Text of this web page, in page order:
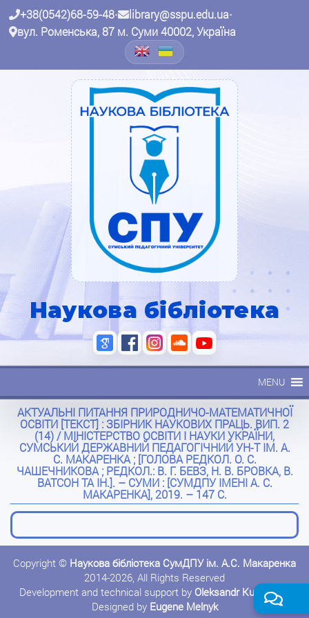
+38(0542)68-59-48• library@sspu.edu.ua•
вул. Роменська, 87 м. Суми 40002, Україна
Наукова бібліотека
MENU
АКТУАЛЬНІ ПИТАННЯ ПРИРОДНИЧО-МАТЕМАТИЧНОЇ
ОСВІТИ [ТЕКСТ] : ЗБІРНИК НАУКОВИХ ПРАЦЬ. ВИП. 2
(14) / МІНІСТЕРСТВО ОСВІТИ І НАУКИ УКРАЇНИ,
СУМСЬКИЙ ДЕРЖАВНИЙ ПЕДАГОГІЧНИЙ УН-Т ІМ. А.
С. МАКАРЕНКА ; [ГОЛОВА РЕДКОЛ. О. С.
ЧАШЕЧНИКОВА ; РЕДКОЛ.: В. Г. БЕВЗ, Н. В. БРОВКА, В.
ВАТСОН ТА ІН.]. – СУМИ : [СУМДПУ ІМЕНІ А. С.
МАКАРЕНКА], 2019. – 147 С.
Copyright © Наукова бібліотека СумДПУ ім. А.С. Макаренка
2014-2026, All Rights Reserved
Development and technical support by Oleksandr Kushnerov
Designed by Eugene Melnyk